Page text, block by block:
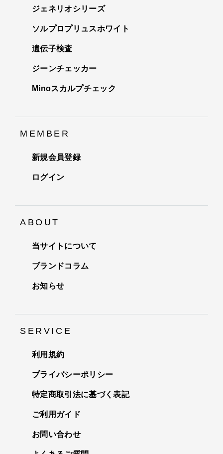
ジェネリオシリーズ
ソルプロプリュスホワイト
遺伝子検査
ジーンチェッカー
Minoスカルプチェック
MEMBER
新規会員登録
ログイン
ABOUT
当サイトについて
ブランドコラム
お知らせ
SERVICE
利用規約
プライバシーポリシー
特定商取引法に基づく表記
ご利用ガイド
お問い合わせ